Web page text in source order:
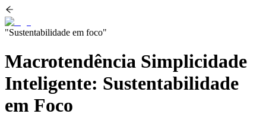
"Sustentabilidade em foco"
Macrotendência Simplicidade
Inteligente: Sustentabilidade
em Foco